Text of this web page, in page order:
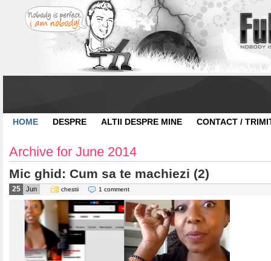
HOME DESPRE ALTII DESPRE MINE CONTACT /
Archive for June 2014
Mic ghid: Cum sa te machiezi (2)
25 Jun chestii 1 comment